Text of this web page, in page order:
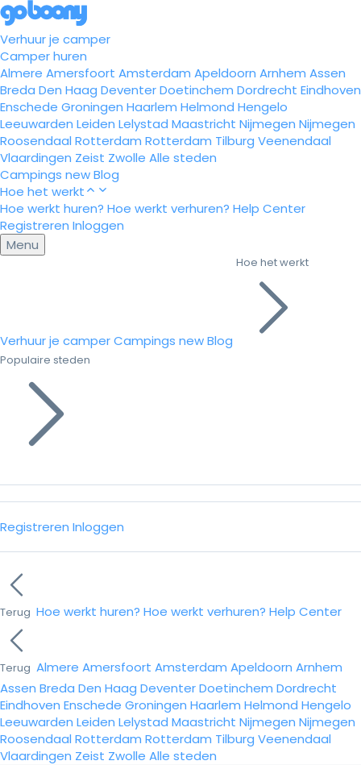
Verhuur je camper
Camper huren
Almere Amersfoort Amsterdam Apeldoorn Arnhem Assen
Breda Den Haag DeventerDoetinchem Dordrecht Eindhoven
Enschede Groningen Haarlem Helmond Hengelo
Leeuwarden Leiden Lelystad Maastricht Nijmegen Nijmegen
Roosendaal Rotterdam Rotterdam Tilburg Veenendaal
Vlaardingen Zeist Zwolle Alle steden
Campings newBlog
Hoe het werkt
Hoe werkt huren? Hoe werkt verhuren? Help Center
Registreren Inloggen
Menu
Verhuur je camperCampings newBlog
Hoe het werkt
Populaire steden
Registreren Inloggen
Terug Hoe werkt huren? Hoe werkt verhuren? Help Center
Terug Almere Amersfoort Amsterdam Apeldoorn Arnhem
Assen Breda Den Haag DeventerDoetinchem Dordrecht
Eindhoven Enschede Groningen Haarlem Helmond Hengelo
Leeuwarden Leiden Lelystad Maastricht Nijmegen Nijmegen
Roosendaal Rotterdam Rotterdam Tilburg Veenendaal
Vlaardingen Zeist Zwolle Alle steden